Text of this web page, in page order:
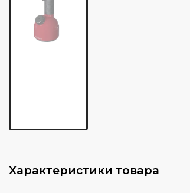
Характеристики товара